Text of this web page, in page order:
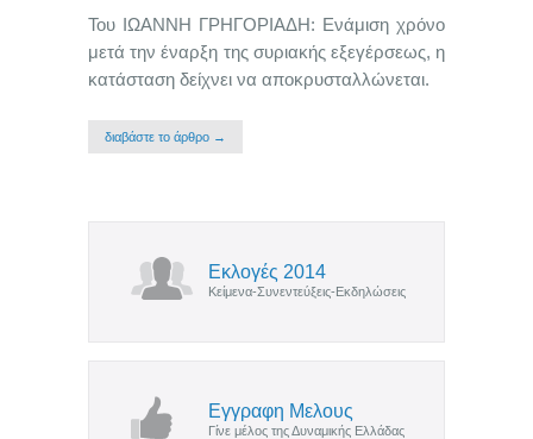
Του ΙΩΑΝΝΗ ΓΡΗΓΟΡΙΑΔΗ: Ενάμιση χρόνο
μετά την έναρξη της συριακής εξεγέρσεως, η
κατάσταση δείχνει να αποκρυσταλλώνεται.
διαβάστε το άρθρο →
Εκλογές 2014
Κείμενα-Συνεντεύξεις-Εκδηλώσεις
Εγγραφη Μελους
Γίνε μέλος της Δυναμικής Ελλάδας